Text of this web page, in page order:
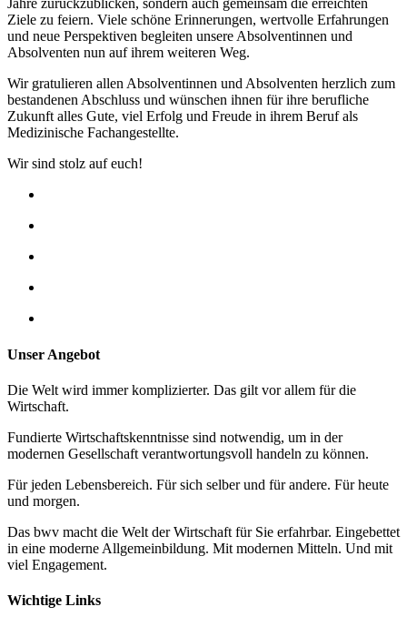
Jahre zurückzublicken, sondern auch gemeinsam die erreichten
Ziele zu feiern. Viele schöne Erinnerungen, wertvolle Erfahrungen
und neue Perspektiven begleiten unsere Absolventinnen und
Absolventen nun auf ihrem weiteren Weg.
Wir gratulieren allen Absolventinnen und Absolventen herzlich zum
bestandenen Abschluss und wünschen ihnen für ihre berufliche
Zukunft alles Gute, viel Erfolg und Freude in ihrem Beruf als
Medizinische Fachangestellte.
Wir sind stolz auf euch!
Unser Angebot
Die Welt wird immer komplizierter. Das gilt vor allem für die
Wirtschaft.
Fundierte Wirtschaftskenntnisse sind notwendig, um in der
modernen Gesellschaft verantwortungsvoll handeln zu können.
Für jeden Lebensbereich. Für sich selber und für andere. Für heute
und morgen.
Das bwv macht die Welt der Wirtschaft für Sie erfahrbar. Eingebettet
in eine moderne Allgemeinbildung. Mit modernen Mitteln. Und mit
viel Engagement.
Wichtige Links